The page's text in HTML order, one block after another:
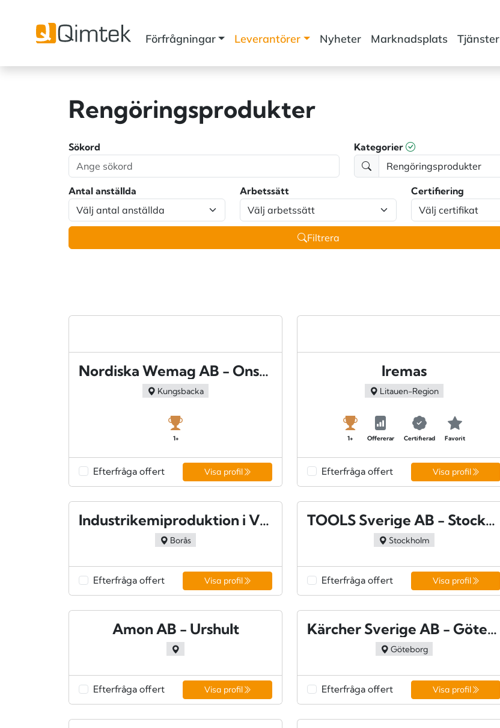
Förfrågningar Leverantörer Nyheter Marknadsplats Tjänster
Rengöringsprodukter
Sökord Kategorier
Antal anställda Arbetssätt Certifiering
Filtrera
Nordiska Wemag AB - Onsala
Kungsbacka
1+
Efterfråga offert Visa profil
Iremas
Litauen-Region
1+ Offererar Certifierad Favorit
Efterfråga offert Visa profil
Industrikemiproduktion i Viared AB - Borås
Borås
Efterfråga offert Visa profil
TOOLS Sverige AB - Stockholm
Stockholm
Efterfråga offert Visa profil
Amon AB - Urshult
Efterfråga offert Visa profil
Kärcher Sverige AB - Göteborg
Göteborg
Efterfråga offert Visa profil